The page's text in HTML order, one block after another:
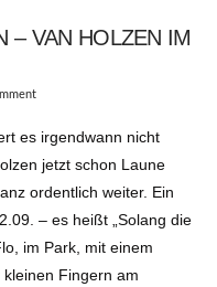
VAN HOLZEN IM I
es irgendwann nicht
jetzt schon Laune
ordentlich weiter. Ein
– es heißt „Solang die
im Park, mit einem
Fingern am